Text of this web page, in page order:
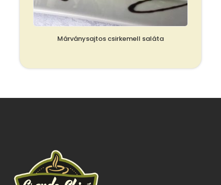
Márványsajtos csirkemell saláta